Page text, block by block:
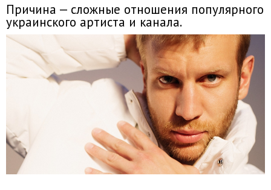
Причина — сложные отношения популярного
украинского артиста и канала.